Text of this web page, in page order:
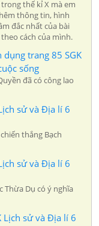
thế kỉ X mà em
thông tin, hình
đắc nhất của bài
cách của mình.
trang 85 SGK
sống
đã có công lao
sử và Địa lí 6
thắng Bạch
sử và Địa lí 6
Thừa Dụ có ý nghĩa
Lịch sử và Địa lí 6